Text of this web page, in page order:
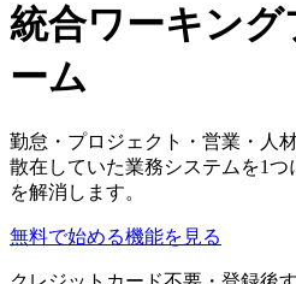
統合ワーキング
ーム
勤怠・プロジェクト・営業・人
散在していた業務システムを1
を解消します。
無料で始める機能を見る